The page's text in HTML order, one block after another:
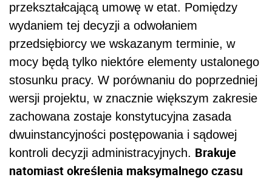
przekształcającą umowę w etat. Pomiędzy
wydaniem tej decyzji a odwołaniem
przedsiębiorcy we wskazanym terminie, w
mocy będą tylko niektóre elementy ustalonego
stosunku pracy. W porównaniu do poprzedniej
wersji projektu, w znacznie większym zakresie
zachowana zostaje konstytucyjna zasada
dwuinstancyjności postępowania i sądowej
kontroli decyzji administracyjnych. Brakuje
natomiast określenia maksymalnego czasu